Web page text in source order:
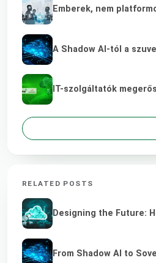
Emberek, nem
A Shadow AI-tól a
IT-szolgáltatók
RELATED POSTS
Designing the Future:
From Shadow AI to